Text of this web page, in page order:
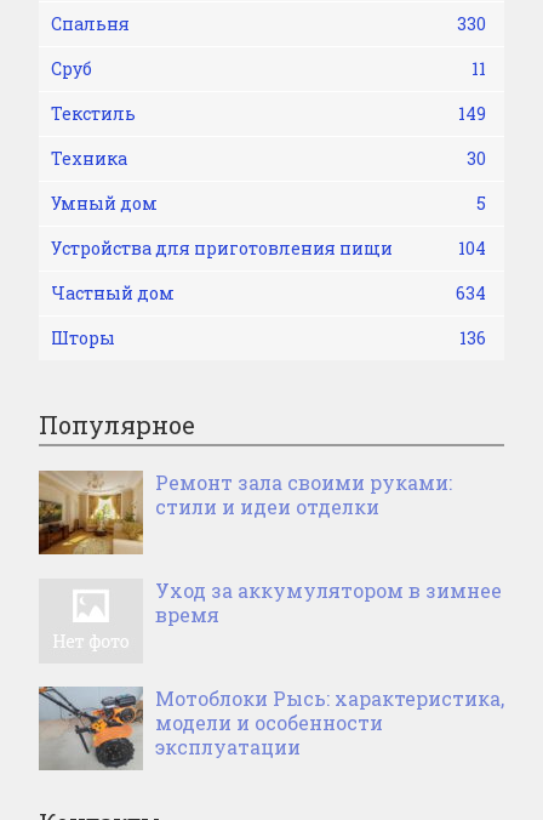
Спальня
330
Сруб
11
Текстиль
149
Техника
30
Умный дом
5
Устройства для приготовления пищи
104
Частный дом
634
Шторы
136
Популярное
Ремонт зала своими руками:
стили и идеи отделки
Уход за аккумулятором в зимнее
время
Мотоблоки Рысь: характеристика,
модели и особенности
эксплуатации